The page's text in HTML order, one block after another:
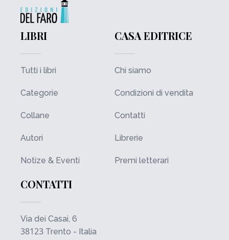
LIBRI
Tutti i libri
Categorie
Collane
Autori
Notize & Eventi
CASA EDITRICE
Chi siamo
Condizioni di vendita
Contatti
Librerie
Premi letterari
CONTATTI
Via dei Casai, 6
38123 Trento - Italia